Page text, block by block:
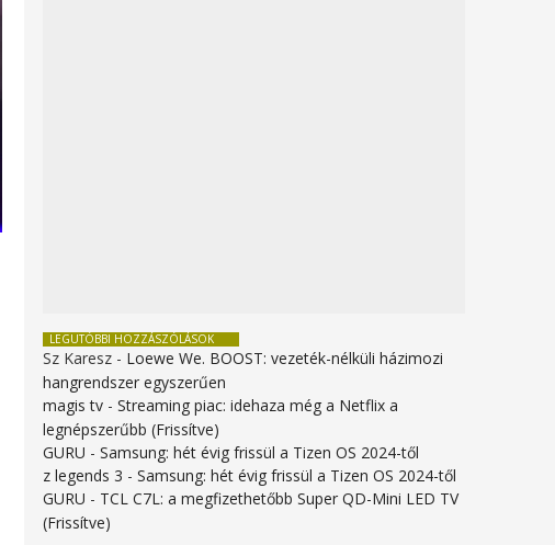
LEGUTÓBBI HOZZÁSZÓLÁSOK
Sz Karesz - Loewe We. BOOST: vezeték-nélküli házimozi
hangrendszer egyszerűen
magis tv -Streaming piac: idehaza még a Netflix a
legnépszerűbb (Frissítve)
GURU -Samsung: hét évig frissül a Tizen OS 2024-től
z legends 3 -Samsung: hét évig frissül a Tizen OS 2024-től
GURU - TCL C7L: a megfizethetőbb Super QD-Mini LED TV
(Frissítve)